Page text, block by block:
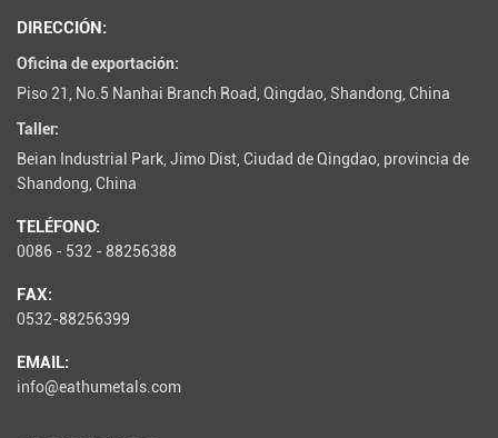
DIRECCIÓN:
Oficina de exportación:
Piso 21, No.5 Nanhai Branch Road, Qingdao, Shandong, China
Taller:
Beian Industrial Park, Jimo Dist, Ciudad de Qingdao, provincia de
Shandong, China
TELÉFONO:
0086 - 532 - 88256388
FAX:
0532-88256399
EMAIL:
info@eathumetals.com